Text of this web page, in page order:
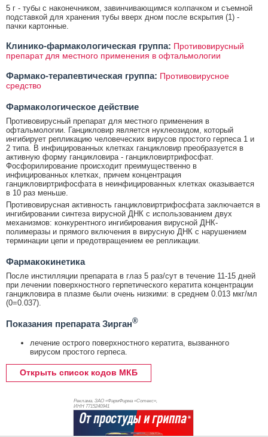
5 г - тубы с наконечником, завинчивающимся колпачком и съемной
подставкой для хранения тубы вверх дном после вскрытия (1) -
пачки картонные.
Клинико-фармакологическая группа: Противовирусный
препарат для местного применения в офтальмологии
Фармако-терапевтическая группа: Противовирусное
средство
Фармакологическое действие
Противовирусный препарат для местного применения в
офтальмологии. Ганцикловир является нуклеозидом, который
ингибирует репликацию человеческих вирусов простого герпеса 1 и
2 типа. В инфицированных клетках ганцикловир преобразуется в
активную форму ганцикловира - ганцикловиртрифосфат.
Фосфорилирование происходит преимущественно в
инфицированных клетках, причем концентрация
ганцикловиртрифосфата в неинфицированных клетках оказывается
в 10 раз меньше.
Противовирусная активность ганцикловиртрифосфата заключается в
ингибировании синтеза вирусной ДНК с использованием двух
механизмов: конкурентного ингибирования вирусной ДНК-
полимеразы и прямого включения в вирусную ДНК с нарушением
терминации цепи и предотвращением ее репликации.
Фармакокинетика
После инстилляции препарата в глаз 5 раз/сут в течение 11-15 дней
при лечении поверхностного герпетического кератита концентрации
ганцикловира в плазме были очень низкими: в среднем 0.013 мкг/мл
(0=0.037).
Показания препарата Зирган®
лечение острого поверхностного кератита, вызванного
вирусом простого герпеса.
Открыть список кодов МКБ
Реклама. ЗАО «ФармФирма «Сотекс»,
ИНН 7715240941